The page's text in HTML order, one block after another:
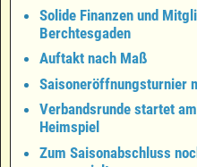
Solide Finanzen und
Berchtesgaden
Auftakt nach Maß
Saisoneröffnungsturnier
Verbandsrunde startet
Heimspiel
Zum Saisonabschluss